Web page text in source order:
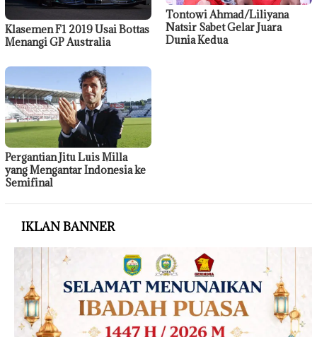
Klasemen F1 2019 Usai Bottas
Menangi GP Australia
Tontowi Ahmad/Liliyana
Natsir Sabet Gelar Juara
Dunia Kedua
Pergantian Jitu Luis Milla
yang Mengantar Indonesia ke
Semifinal
IKLAN BANNER